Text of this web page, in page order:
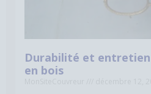
Durabilité et
en bois